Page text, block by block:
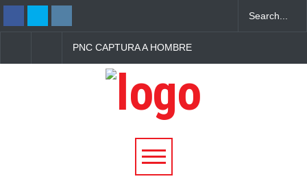
PNC CAPTURA A HOMBRE
ACUCHILLAR A OTRO EN
CANDELARIA, CUSCATLÁN
METANFETAMINA EN